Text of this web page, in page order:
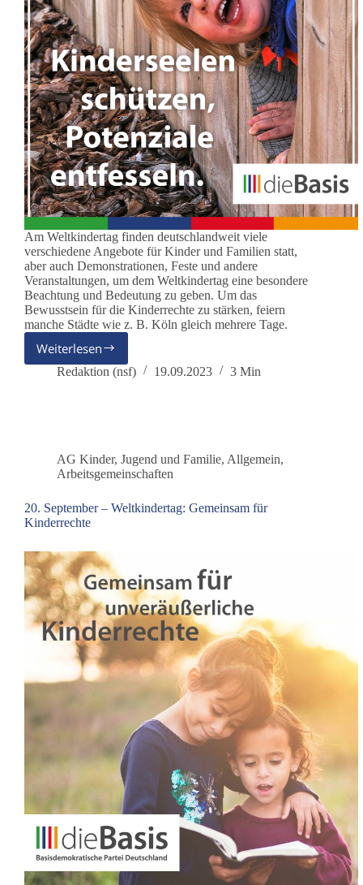
Am Weltkindertag finden deutschlandweit viele
verschiedene Angebote für Kinder und Familien statt,
aber auch Demonstrationen, Feste und andere
Veranstaltungen, um dem Weltkindertag eine besondere
Beachtung und Bedeutung zu geben. Um das
Bewusstsein für die Kinderrechte zu stärken, feiern
manche Städte wie z. B. Köln gleich mehrere Tage.
Weiterlesen
dieBasis
AG
Redaktion (nsf) 19.09.2023 3 Min
AG Kinder, Jugend und Familie, Allgemein,
Arbeitsgemeinschaften
20. September – Weltkindertag: Gemeinsam für
Kinderrechte